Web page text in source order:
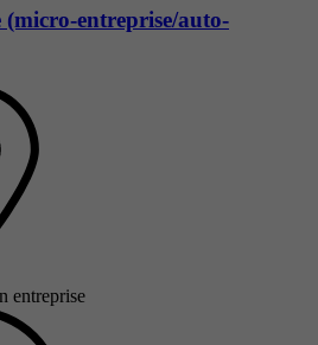
entreprise/auto-
entreprise